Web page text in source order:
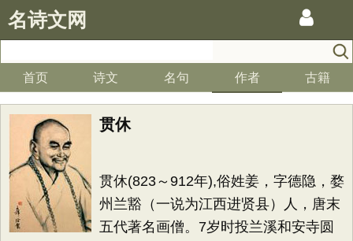
名诗文网
首页 诗文 名句 作者 古籍
贯休
贯休(823～912年),俗姓姜，字德隐，婺
州兰豁（一说为江西进贤县）人，唐末
五代著名画僧。7岁时投兰溪和安寺圆